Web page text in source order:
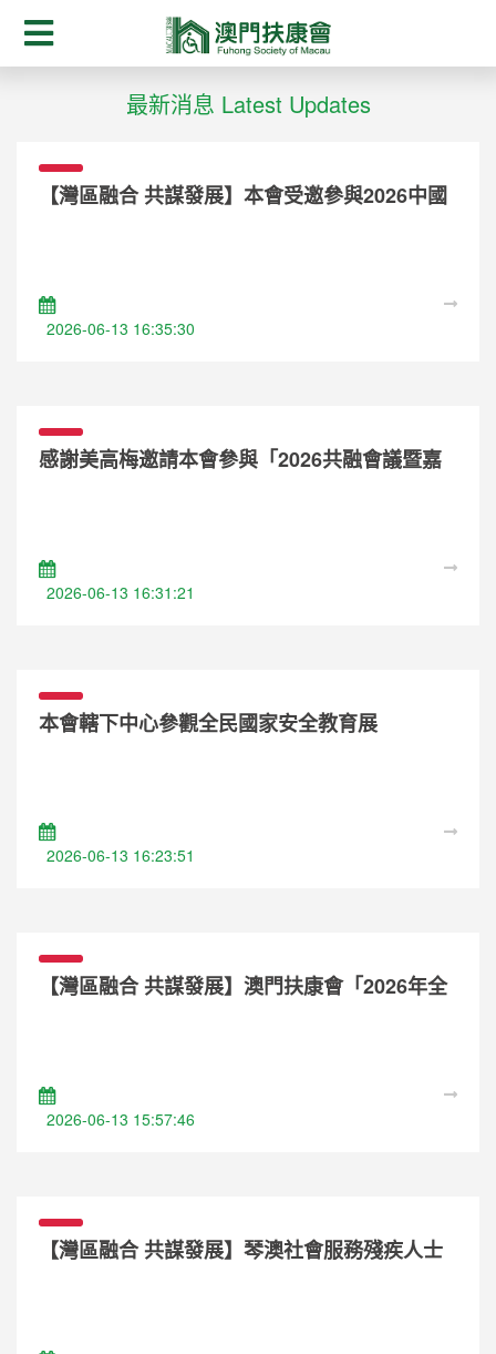
最新消息 Latest Updates
【灣區融合 共謀發展】本會受邀參與2026中國
2026-06-13 16:35:30
感謝美高梅邀請本會參與「2026共融會議暨嘉
2026-06-13 16:31:21
本會轄下中心參觀全民國家安全教育展
2026-06-13 16:23:51
【灣區融合 共謀發展】澳門扶康會「2026年全
2026-06-13 15:57:46
【灣區融合 共謀發展】琴澳社會服務殘疾人士